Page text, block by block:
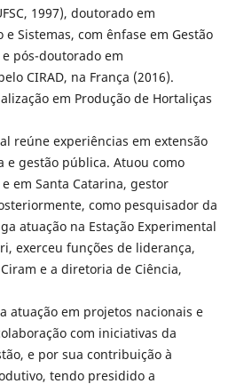
1997), doutorado em
Sistemas, com ênfase em Gestão
e pós-doutorado em
CIRAD, na França (2016).
em Produção de Hortaliças
reúne experiências em extensão
gestão pública. Atuou como
em Santa Catarina, gestor
como pesquisador da
atuação na Estação Experimental
exerceu funções de liderança,
e a diretoria de Ciência,
atuação em projetos nacionais e
com iniciativas da
e por sua contribuição à
tendo presidido a